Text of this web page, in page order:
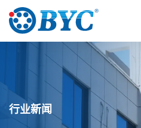
行业新闻